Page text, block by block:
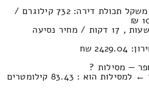
נפח חפצים : 13.9м³ / משקל תכולת דירה: 732 קילוגרם /
זמן נסיעה בין ערים 1 שעות , 17 דקות / מחיר נסיעה
שח
— מסילות ?
הוא : 83.43 קילומטרים